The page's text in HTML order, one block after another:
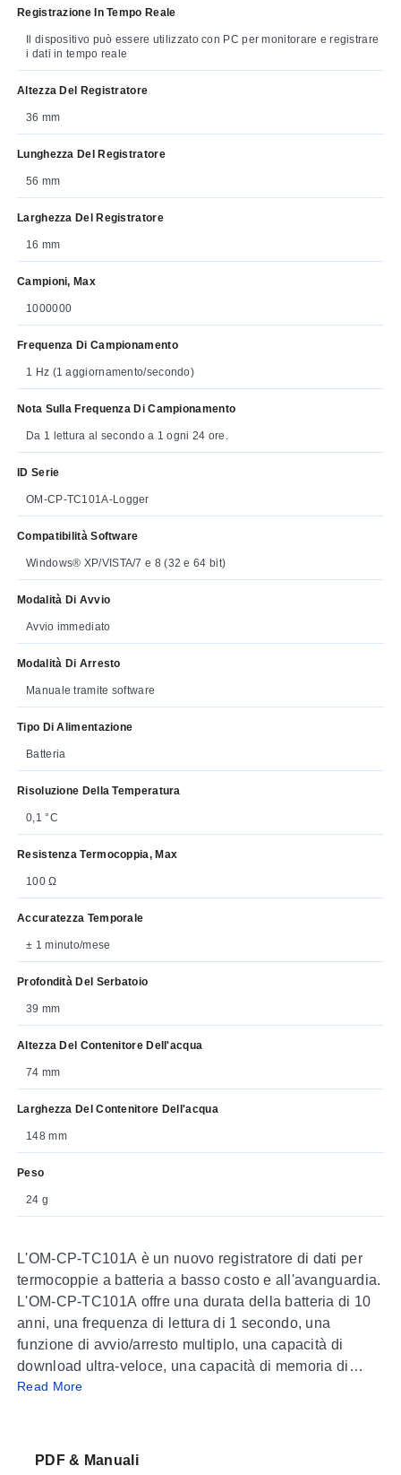
Registrazione In Tempo Reale
Il dispositivo può essere utilizzato con PC per monitorare e registrare
i dati in tempo reale
Altezza Del Registratore
36 mm
Lunghezza Del Registratore
56 mm
Larghezza Del Registratore
16 mm
Campioni, Max
1000000
Frequenza Di Campionamento
1 Hz (1 aggiornamento/secondo)
Nota Sulla Frequenza Di Campionamento
Da 1 lettura al secondo a 1 ogni 24 ore.
ID Serie
OM-CP-TC101A-Logger
Compatibilità Software
Windows® XP/VISTA/7 e 8 (32 e 64 bit)
Modalità Di Avvio
Avvio immediato
Modalità Di Arresto
Manuale tramite software
Tipo Di Alimentazione
Batteria
Risoluzione Della Temperatura
0,1 °C
Resistenza Termocoppia, Max
100 Ω
Accuratezza Temporale
± 1 minuto/mese
Profondità Del Serbatoio
39 mm
Altezza Del Contenitore Dell'acqua
74 mm
Larghezza Del Contenitore Dell'acqua
148 mm
Peso
24 g
L'OM-CP-TC101A è un nuovo registratore di dati per
termocoppie a batteria a basso costo e all'avanguardia.
L'OM-CP-TC101A offre una durata della batteria di 10
anni, una frequenza di lettura di 1 secondo, una
funzione di avvio/arresto multiplo, una capacità di
download ultra-veloce, una capacità di memoria di
1.000.000 di letture, opzione di memoria circolare,
e altro ancora. Utilizzando il software, avviare, fermare
Read More
PDF & Manuali